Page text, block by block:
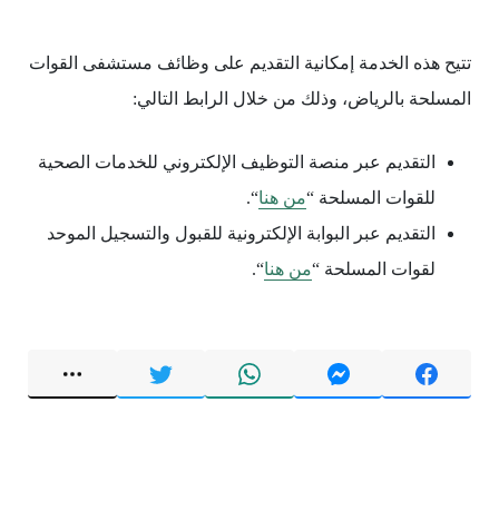
تتيح هذه الخدمة إمكانية التقديم على وظائف مستشفى القوات
المسلحة بالرياض، وذلك من خلال الرابط التالي:
التقديم عبر منصة التوظيف الإلكتروني للخدمات الصحية
للقوات المسلحة “من هنا“.
التقديم عبر البوابة الإلكترونية للقبول والتسجيل الموحد
لقوات المسلحة “من هنا“.